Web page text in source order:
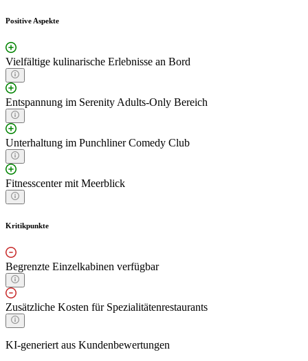
Positive Aspekte
Vielfältige kulinarische Erlebnisse an Bord
Entspannung im Serenity Adults-Only Bereich
Unterhaltung im Punchliner Comedy Club
Fitnesscenter mit Meerblick
Kritikpunkte
Begrenzte Einzelkabinen verfügbar
Zusätzliche Kosten für Spezialitätenrestaurants
KI-generiert aus Kundenbewertungen